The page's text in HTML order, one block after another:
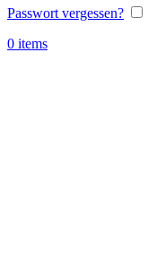
Passwort vergessen?
0 items